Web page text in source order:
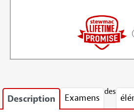
Description Examens
des